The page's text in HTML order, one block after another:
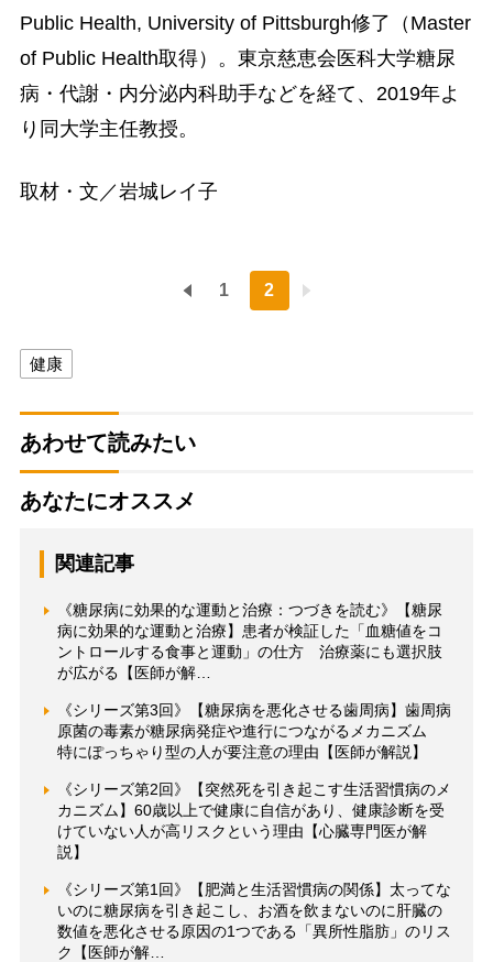
Public Health, University of Pittsburgh修了（Master
of Public Health取得）。東京慈恵会医科大学糖尿
病・代謝・内分泌内科助手などを経て、2019年よ
り同大学主任教授。
取材・文／岩城レイ子
1 2
健康
あわせて読みたい
あなたにオススメ
関連記事
《糖尿病に効果的な運動と治療：つづきを読む》【糖尿
病に効果的な運動と治療】患者が検証した「血糖値をコ
ントロールする食事と運動」の仕方 治療薬にも選択肢
が広がる【医師が解…
《シリーズ第3回》【糖尿病を悪化させる歯周病】歯周病
原菌の毒素が糖尿病発症や進行につながるメカニズム
特にぽっちゃり型の人が要注意の理由【医師が解説】
《シリーズ第2回》【突然死を引き起こす生活習慣病のメ
カニズム】60歳以上で健康に自信があり、健康診断を受
けていない人が高リスクという理由【心臓専門医が解
説】
《シリーズ第1回》【肥満と生活習慣病の関係】太ってな
いのに糖尿病を引き起こし、お酒を飲まないのに肝臓の
数値を悪化させる原因の1つである「異所性脂肪」のリス
ク【医師が解…